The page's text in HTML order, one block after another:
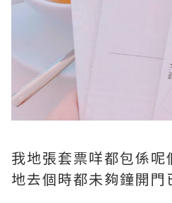
我地張套票咩都包係
地去個時都未夠鐘開門